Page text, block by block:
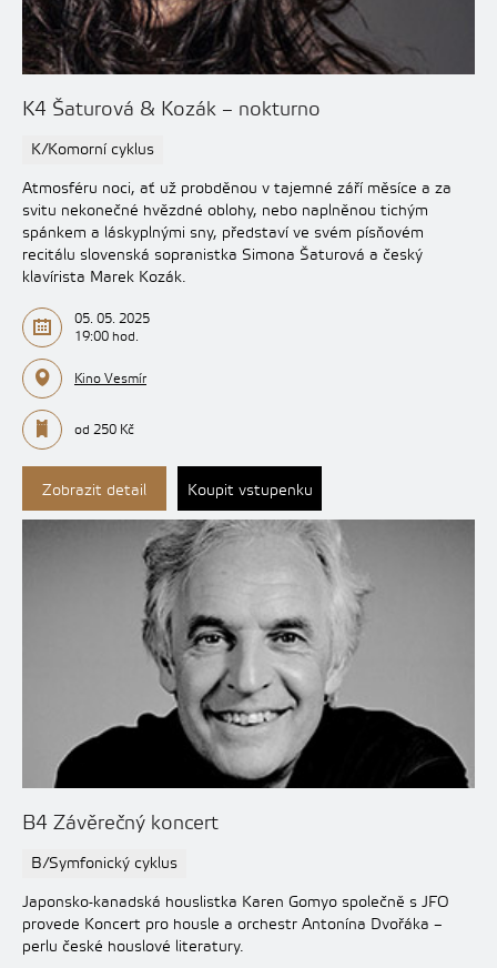
K4 Šaturová & Kozák – nokturno
K/Komorní cyklus
Atmosféru noci, ať už probděnou v tajemné září měsíce a za
svitu nekonečné hvězdné oblohy, nebo naplněnou tichým
spánkem a láskyplnými sny, představí ve svém písňovém
recitálu slovenská sopranistka Simona Šaturová a český
klavírista Marek Kozák.
05. 05. 2025
19:00 hod.
Kino Vesmír
od 250 Kč
Zobrazit detail Koupit vstupenku
B4 Závěrečný koncert
B/Symfonický cyklus
Japonsko-kanadská houslistka Karen Gomyo společně s JFO
provede Koncert pro housle a orchestr Antonína Dvořáka –
perlu české houslové literatury.